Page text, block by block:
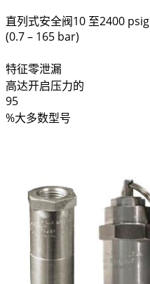
直列式安全阀10 至2400 psig
(0.7 – 165 bar)
特征零泄漏
高达开启压力的
95
%大多数型号